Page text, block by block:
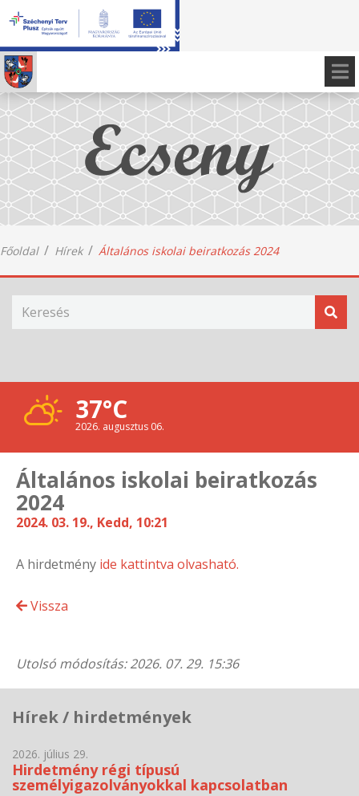
Főoldal Hírek Általános iskolai beiratkozás 2024
37°C
2026. augusztus 06.
Általános iskolai beiratkozás
2024
2024. 03. 19., Kedd, 10:21
A hirdetmény ide kattintva olvasható.
Vissza
Utolsó módosítás: 2026. 07. 29. 15:36
Hírek / hirdetmények
2026. július 29.
Hirdetmény régi típusú
személyigazolványokkal kapcsolatban